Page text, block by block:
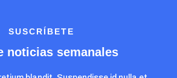
SUSCRÍBETE
noticias semanales